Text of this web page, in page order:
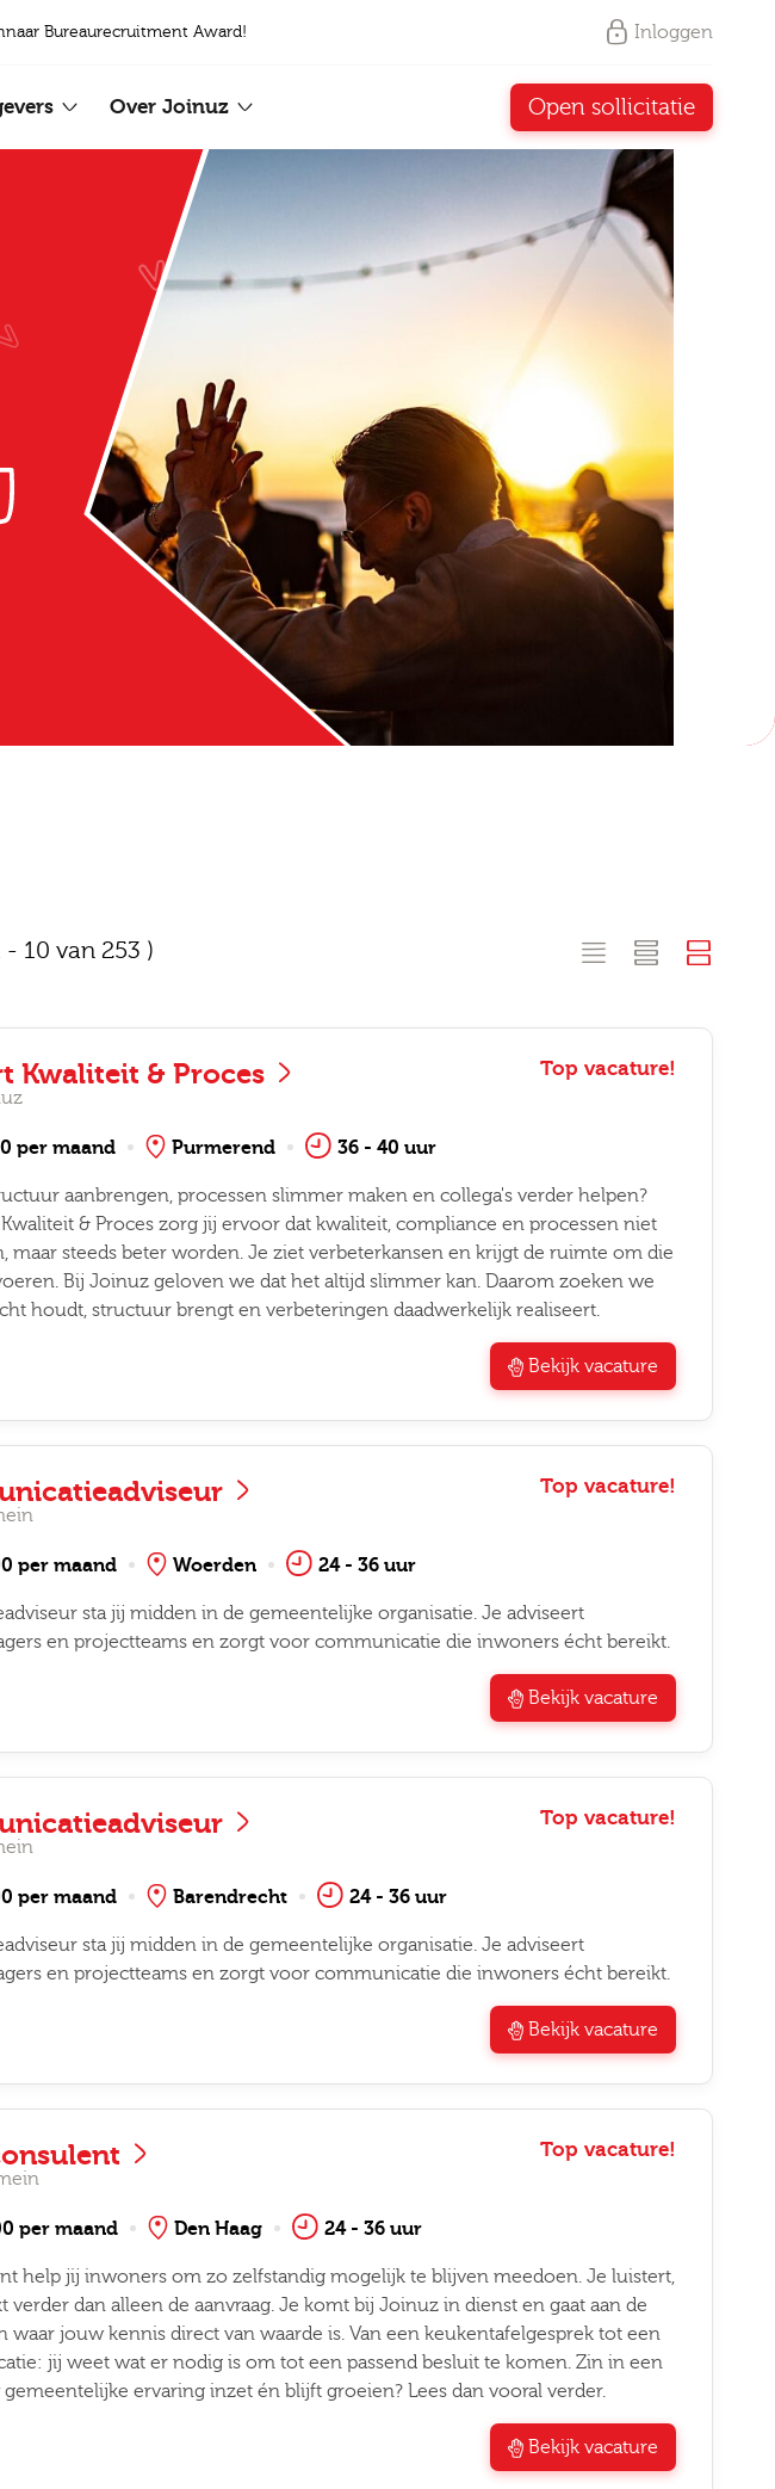
Bureaurecruitment Award! Inloggen
Over Joinuz Open sollicitatie
- 10 van 253 )
Kwaliteit & Proces Top vacature!
per maand Purmerend 36 - 40 uur
aanbrengen, processen slimmer maken en collega's verder helpen?
& Proces zorg jij ervoor dat kwaliteit, compliance en processen niet
maar steeds beter worden. Je ziet verbeterkansen en krijgt de ruimte om die
Bij Joinuz geloven we dat het altijd slimmer kan. Daarom zoeken we
houdt, structuur brengt en verbeteringen daadwerkelijk realiseert.
Bekijk vacature
Top vacature!
per maand Woerden 24 - 36 uur
sta jij midden in de gemeentelijke organisatie. Je adviseert
en projectteams en zorgt voor communicatie die inwoners écht bereikt.
Bekijk vacature
Top vacature!
per maand Barendrecht 24 - 36 uur
sta jij midden in de gemeentelijke organisatie. Je adviseert
en projectteams en zorgt voor communicatie die inwoners écht bereikt.
Bekijk vacature
Top vacature!
per maand Den Haag 24 - 36 uur
help jij inwoners om zo zelfstandig mogelijk te blijven meedoen. Je luistert,
verder dan alleen de aanvraag. Je komt bij Joinuz in dienst en gaat aan de
waar jouw kennis direct van waarde is. Van een keukentafelgesprek tot een
jij weet wat er nodig is om tot een passend besluit te komen. Zin in een
ervaring inzet én blijft groeien? Lees dan vooral verder.
Bekijk vacature
hoogte van de
als je een job